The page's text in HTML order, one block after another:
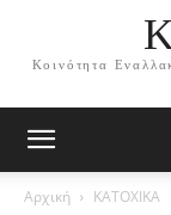
Κοινότητα
Αρχική ΚΑΤΟΧΙΚΑ